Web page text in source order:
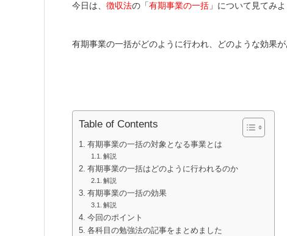
今日は、 徴収法の「有期事業の一括 」について見てみ
有期事業の一括がどのように行われ、どのような効果が
Table of Contents
有期事業の一括の対象となる事業とは
解説
有期事業の一括はどのように行われるのか
解説
有期事業の一括の効果
解説
今回のポイント
各科目の勉強法の記事をまとめました